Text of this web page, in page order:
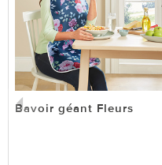
Bavoir géant Fleurs